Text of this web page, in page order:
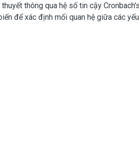
thông qua hệ số tin cậy
để xác định mối quan hệ giữa các
tại các Doanh nghiệp sản xuất xi
quản trị ứng dụng MFCA và (5) Hệ
áp dụng kế toán chi phí dòng
Văn bản pháp luật và Chiến lược kinh